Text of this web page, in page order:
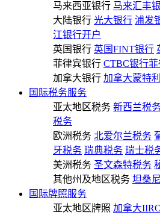
马来西亚银行 马来汇丰
大陆银行 光大银行 浦发
江银行开户
英国银行 英国FINT银行
菲律宾银行 CTBC银行
加拿大银行 加拿大蒙特
国际税务服务
亚太地区税务 新西兰税
税务
欧洲税务 北爱尔兰税务
牙税务 瑞典税务 瑞士税
美洲税务 圣文森特税务
其他州及地区税务 坦桑
国际牌照服务
亚太地区牌照 加拿大